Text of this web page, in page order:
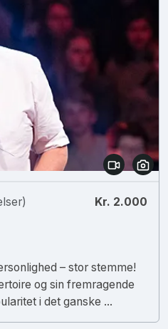
Kr. 2.000
– stor stemme!
og sin fremragende
i det ganske ...